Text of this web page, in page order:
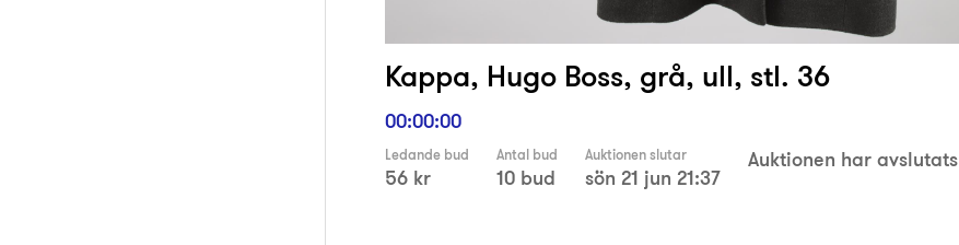
Kappa, Hugo Boss, grå, ull, stl. 36
00:00:00
Ledande bud
56 kr
Antal bud
10 bud
Auktionen slutar
sön 21 jun 21:37
Auktionen har avslutats